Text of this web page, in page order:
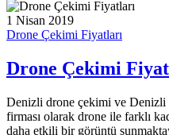
1 Nisan 2019
Drone Çekimi Fiyatları
Drone Çekimi
Denizli drone çekimi ve Denizli
firması olarak drone ile farklı
daha etkili bir görüntü